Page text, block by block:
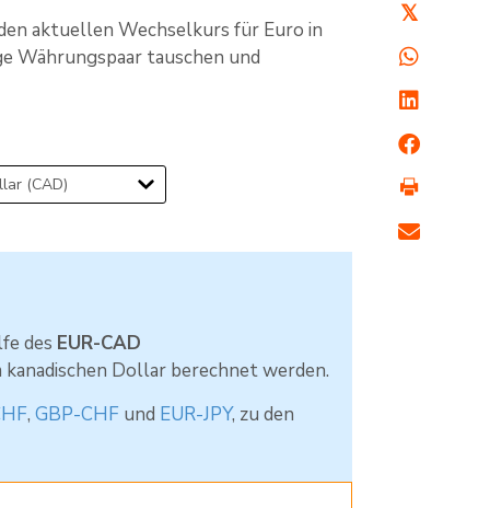
aktuellen Wechselkurs für Euro in
Währungspaar tauschen und
des EUR-CAD
Dollar berechnet werden.
, GBP-CHF und EUR-JPY, zu den
𝕏